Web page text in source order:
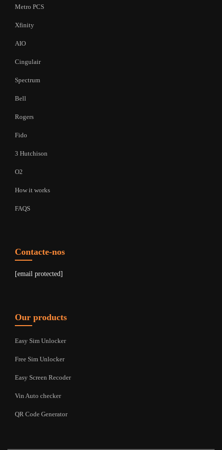
Metro PCS
Xfinity
AIO
Cingulair
Spectrum
Bell
Rogers
Fido
3 Hutchison
O2
How it works
FAQS
Contacte-nos
[email protected]
Our products
Easy Sim Unlocker
Free Sim Unlocker
Easy Screen Recoder
Vin Auto checker
QR Code Generator